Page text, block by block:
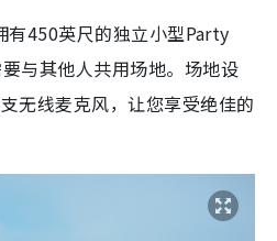
450英尺的独立小型Party
与其他人共用场地。场地设
无线麦克风，让您享受绝佳的